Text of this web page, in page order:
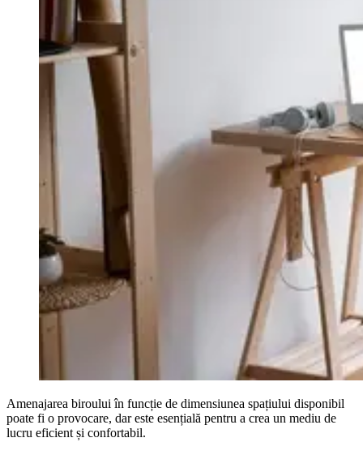
Amenajarea biroului în funcție de dimensiunea spațiului disponibil
poate fi o provocare, dar este esențială pentru a crea un mediu de
lucru eficient și confortabil.